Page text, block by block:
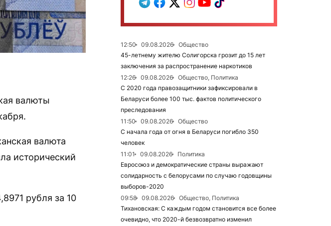
валюты
валюта
исторический
рубля за 10
12:50 09.08.2026
Общество
45-летнему жителю Солигорска грозит до 15 лет
заключения за распространение наркотиков
12:26
09.08.2026
Общество, Политика
С 2020 года правозащитники зафиксировали в
Беларуси более 100 тыс. фактов политического
преследования
11:50
09.08.2026
Общество
С начала года от огня в Беларуси погибло 350
человек
11:01
09.08.2026
Политика
Евросоюз и демократические страны выражают
солидарность с белорусами по случаю годовщины
выборов-2020
09:58
09.08.2026
Общество, Политика
Тихановская: С каждым годом становится все более
очевидно, что 2020-й безвозвратно изменил